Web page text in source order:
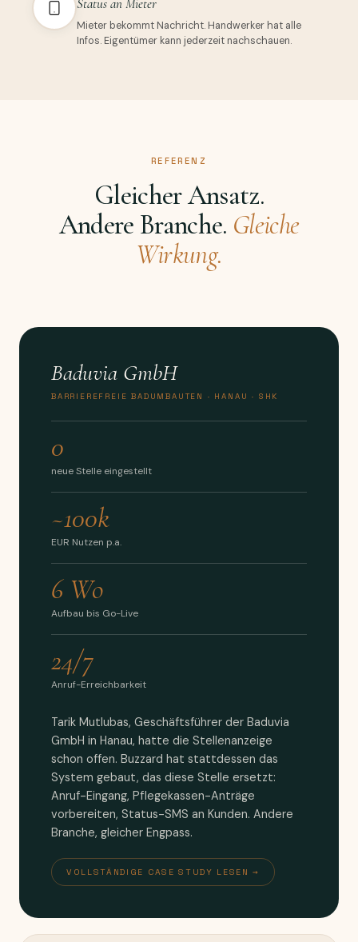
Status an Mieter
Mieter bekommt Nachricht. Handwerker hat alle
Infos. Eigentümer kann jederzeit nachschauen.
REFERENZ
Gleicher Ansatz.
Andere Branche. Gleiche
Wirkung.
Baduvia GmbH
BARRIEREFREIE BADUMBAUTEN · HANAU · SHK
0
neue Stelle eingestellt
~100k
EUR Nutzen p.a.
6 Wo
Aufbau bis Go-Live
24/7
Anruf-Erreichbarkeit
Tarik Mutlubas, Geschäftsführer der Baduvia
GmbH in Hanau, hatte die Stellenanzeige
schon offen. Buzzard hat stattdessen das
System gebaut, das diese Stelle ersetzt:
Anruf-Eingang, Pflegekassen-Anträge
vorbereiten, Status-SMS an Kunden. Andere
Branche, gleicher Engpass.
VOLLSTÄNDIGE CASE STUDY LESEN →